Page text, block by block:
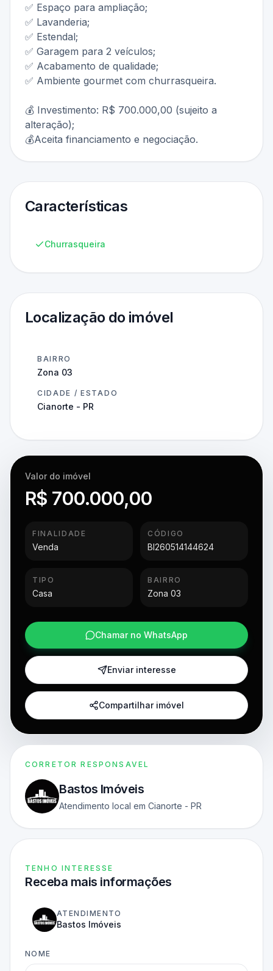
✅ Espaço para ampliação;
✅ Lavanderia;
✅ Estendal;
✅ Garagem para 2 veículos;
✅ Acabamento de qualidade;
✅ Ambiente gourmet com churrasqueira.
💰 Investimento: R$ 700.000,00 (sujeito a
alteração);
💰Aceita financiamento e negociação.
Características
Churrasqueira
Localização do imóvel
BAIRRO
Zona 03
CIDADE / ESTADO
Cianorte - PR
Valor do imóvel
R$ 700.000,00
FINALIDADE
Venda
CÓDIGO
BI260514144624
TIPO
Casa
BAIRRO
Zona 03
Chamar no WhatsApp
Enviar interesse
Compartilhar imóvel
CORRETOR RESPONSAVEL
Bastos Imóveis
Atendimento local em Cianorte - PR
TENHO INTERESSE
Receba mais informações
ATENDIMENTO
Bastos Imóveis
NOME